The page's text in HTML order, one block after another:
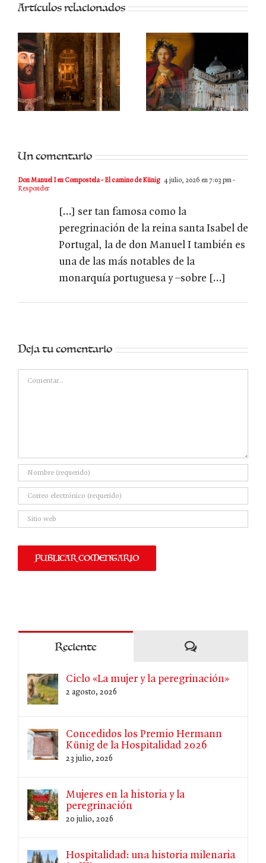
Artículos relacionados
Santa Bona de
Pisa
El viaje de Jean
de Tournai
Un comentario
Don Manuel I en Compostela - El camino de Künig 4 julio, 2026 en 7:03 pm-
Responder
[…] ser tan famosa como la
peregrinación de la reina santa Isabel de
Portugal, la de don Manuel I también es
una de las más notables de la
monarquía portuguesa y –sobre […]
Deja tu comentario
Comentar
Reciente Comentarios
Ciclo «La mujer y la peregrinación»
2 agosto, 2026
Concedidos los Premio Hermann
Künig de la Hospitalidad 2026
23 julio, 2026
Mujeres en la historia y la
peregrinación
20 julio, 2026
Hospitalidad: una historia milenaria